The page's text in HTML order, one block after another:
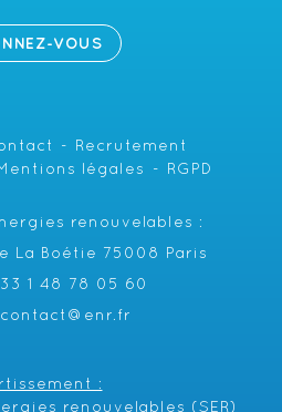
VOUS
Recrutement
légales RGPD
renouvelables :
La Boétie 75008 Paris
1 48 78 05 60
contact@enr.fr
:
renouvelables (SER)